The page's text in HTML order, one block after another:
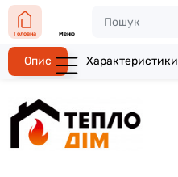
Головна Меню
Опис Характеристики